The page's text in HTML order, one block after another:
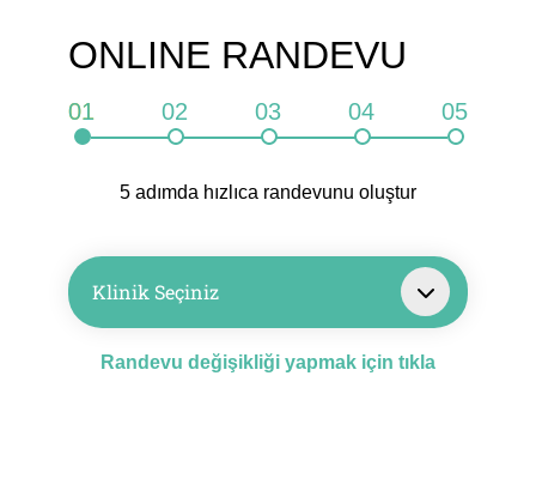
ONLINE RANDEVU
01 02 03 04 05
5 adımda hızlıca randevunu oluştur
Klinik Seçiniz
Randevu değişikliği yapmak için tıkla